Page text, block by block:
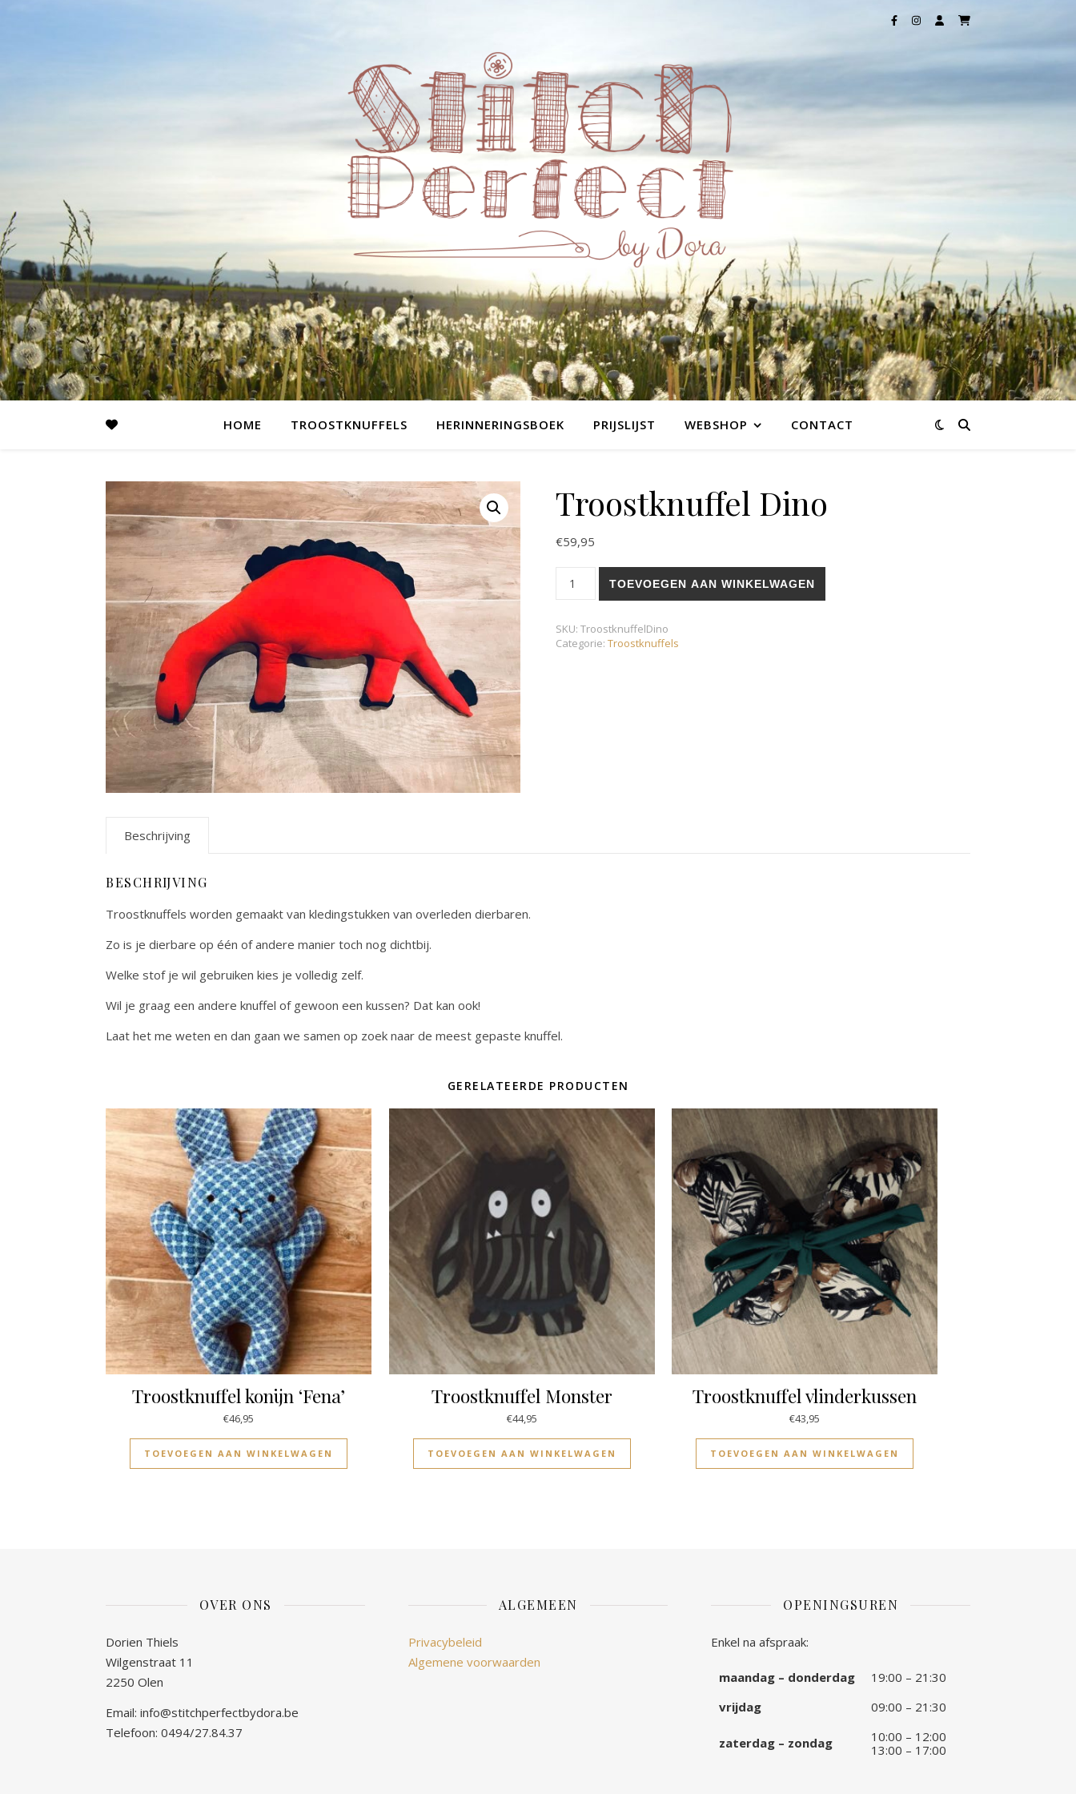
HOME TROOSTKNUFFELS HERINNERINGSBOEK PRIJSLIJST WEBSHOP CONTACT
Troostknuffel Dino
€59,95
TOEVOEGEN AAN WINKELWAGEN
SKU: TroostknuffelDino
Categorie: Troostknuffels
Beschrijving
BESCHRIJVING
Troostknuffels worden gemaakt van kledingstukken van overleden dierbaren.
Zo is je dierbare op één of andere manier toch nog dichtbij.
Welke stof je wil gebruiken kies je volledig zelf.
Wil je graag een andere knuffel of gewoon een kussen? Dat kan ook!
Laat het me weten en dan gaan we samen op zoek naar de meest gepaste knuffel.
GERELATEERDE PRODUCTEN
Troostknuffel konijn ‘Fena’
€46,95
TOEVOEGEN AAN WINKELWAGEN
Troostknuffel Monster
€44,95
TOEVOEGEN AAN WINKELWAGEN
Troostknuffel vlinderkussen
€43,95
TOEVOEGEN AAN WINKELWAGEN
OVER ONS
Dorien Thiels
Wilgenstraat 11
2250 Olen
Email: info@stitchperfectbydora.be
Telefoon: 0494/27.84.37
ALGEMEEN
Privacybeleid
Algemene voorwaarden
OPENINGSUREN
Enkel na afspraak:
maandag – donderdag
19:00 – 21:30
vrijdag
09:00 – 21:30
zaterdag – zondag
10:00 – 12:00
13:00 – 17:00